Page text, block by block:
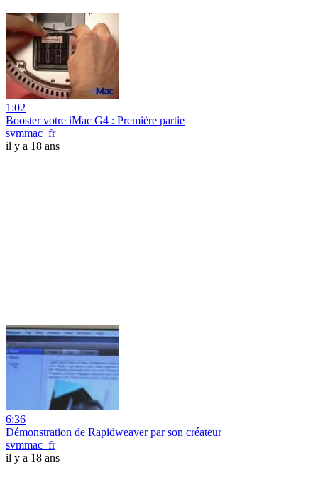
1:02
Booster votre iMac G4 : Première partie
svmmac_fr
il y a 18 ans
6:36
Démonstration de Rapidweaver par son créateur
svmmac_fr
il y a 18 ans